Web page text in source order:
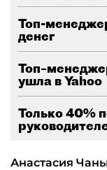
Топ-
денег
ушла в Yahoo
Только 40%
Анастасия